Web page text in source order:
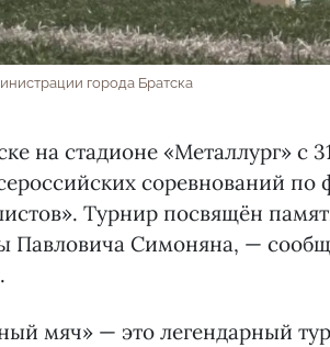
города Братска
на стадионе «Металлург» с
соревнований
Турнир посвящён
Павловича Симоняна, —
мяч» — это легендарный